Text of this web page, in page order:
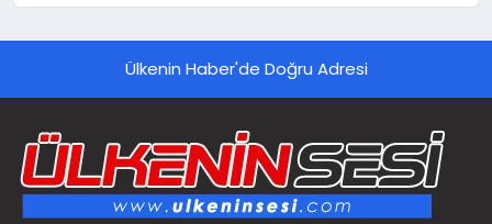
Ülkenin Haber'de Doğru Adresi